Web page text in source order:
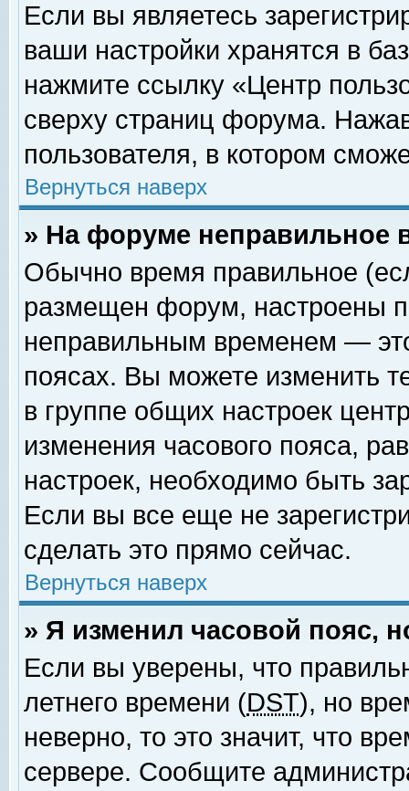
Если вы являетесь
ваши настройки хранятся в
нажмите ссылку «Центр
сверху страниц форума.
пользователя, в котором
Вернуться наверх
» На форуме неправильное
Обычно время правильное
размещен форум, настроены
неправильным временем —
поясах. Вы можете изменить
в группе общих настроек
изменения часового пояса,
настроек, необходимо быть
Если вы все еще не
сделать это прямо сейчас.
Вернуться наверх
» Я изменил часовой пояс,
Если вы уверены, что
летнего времени (DST), но
неверно, то это значит, что
сервере. Сообщите